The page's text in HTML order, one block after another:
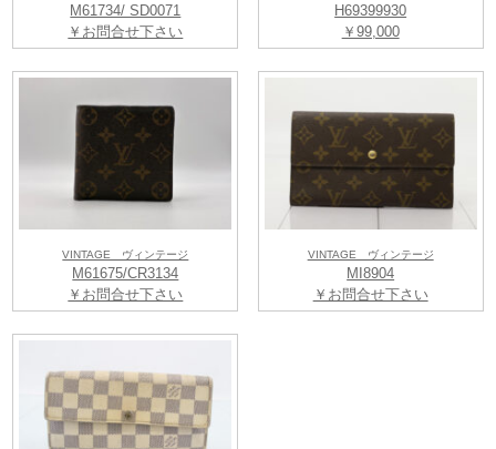
M61734/ SD0071
￥お問合せ下さい
H69399930
￥99,000
VINTAGE ヴィンテージ
M61675/CR3134
￥お問合せ下さい
VINTAGE ヴィンテージ
MI8904
￥お問合せ下さい